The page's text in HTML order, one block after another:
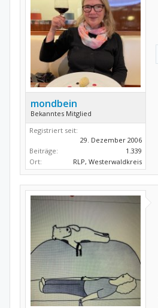
mondbein
Bekanntes Mitglied
Registriert seit:
29. Dezember 2006
Beiträge:
1.339
Ort:
RLP, Westerwaldkreis